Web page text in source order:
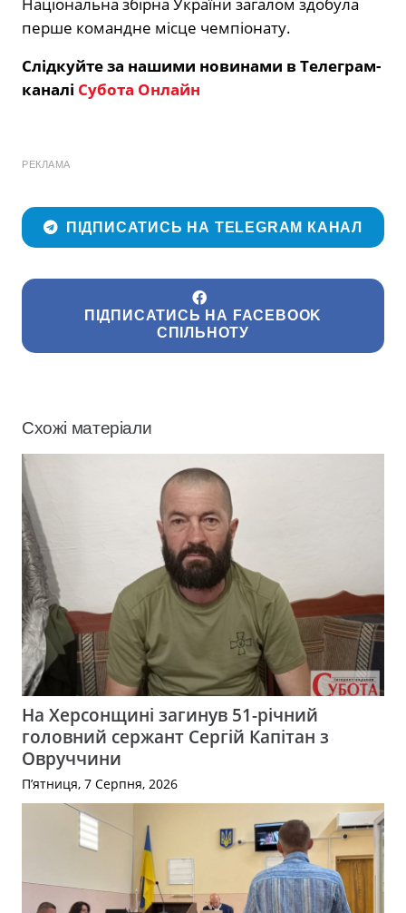
перше командне місце чемпіонату.
Слідкуйте за нашими новинами в Телеграм-
каналі Субота Онлайн
РЕКЛАМА
ПІДПИСАТИСЬ НА TELEGRAM КАНАЛ
ПІДПИСАТИСЬ НА FACEBOOK
СПІЛЬНОТУ
Схожі матеріали
На Херсонщині загинув 51-річний
головний сержант Сергій Капітан з
Овруччини
П’ятниця, 7 Серпня, 2026